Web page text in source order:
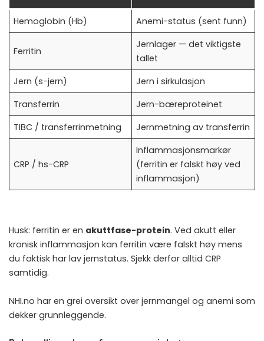
Hemoglobin (Hb) Anemi-status (sent funn)
Ferritin
Jernlager — det viktigste
tallet
Jern (s-jern)
Jern i sirkulasjon
Transferrin
Jern-bæreproteinet
TIBC / transferrinmetning
Jernmetning av transferrin
CRP / hs-CRP
Inflammasjonsmarkør
(ferritin er falskt høy ved
inflammasjon)
Husk: ferritin er en akuttfase-protein. Ved akutt eller
kronisk inflammasjon kan ferritin være falskt høy mens
du faktisk har lav jernstatus. Sjekk derfor alltid CRP
samtidig.
NHI.no har en grei oversikt over jernmangel og anemi som
dekker grunnleggende.